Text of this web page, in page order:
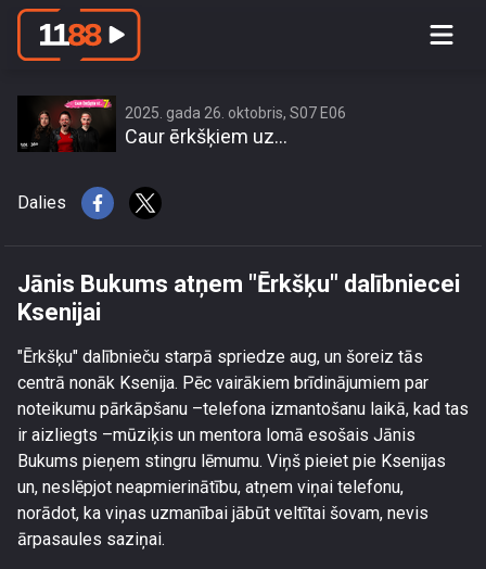
Jānis Bukums atņem \"Ērkšķu\"
2025. gada 26. oktobris, S07 E06
Caur ērkšķiem uz...
Dalies
Jānis Bukums atņem "Ērkšķu" dalībniecei
Ksenijai
"Ērkšķu" dalībnieču starpā spriedze aug, un šoreiz tās
centrā nonāk Ksenija. Pēc vairākiem brīdinājumiem par
noteikumu pārkāpšanu –telefona izmantošanu laikā, kad tas
ir aizliegts –mūziķis un mentora lomā esošais Jānis
Bukums pieņem stingru lēmumu. Viņš pieiet pie Ksenijas
un, neslēpjot neapmierinātību, atņem viņai telefonu,
norādot, ka viņas uzmanībai jābūt veltītai šovam, nevis
ārpasaules saziņai.